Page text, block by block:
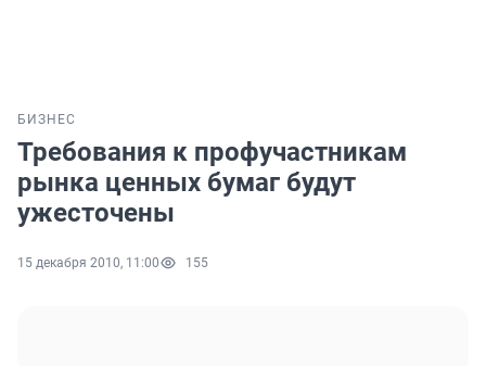
БИЗНЕС
Требования к профучастникам
рынка ценных бумаг будут
ужесточены
15 декабря 2010, 11:00 155